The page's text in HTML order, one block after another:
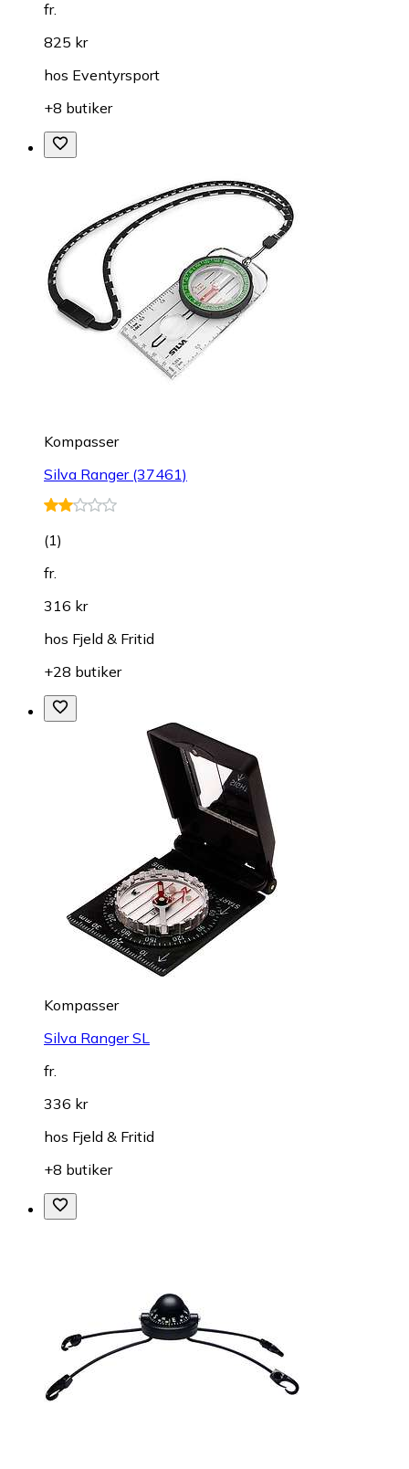
fr.
825 kr
hos Eventyrsport
+8 butiker
Kompasser
Silva Ranger (37461)
(1)
fr.
316 kr
hos Fjeld & Fritid
+28 butiker
Kompasser
Silva Ranger SL
fr.
336 kr
hos Fjeld & Fritid
+8 butiker